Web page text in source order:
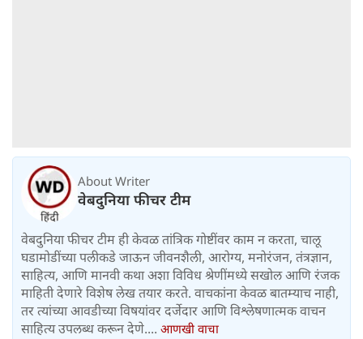
About Writer
वेबदुनिया फीचर टीम
वेबदुनिया फीचर टीम ही केवळ तांत्रिक गोष्टींवर काम न करता, चालू
घडामोडींच्या पलीकडे जाऊन जीवनशैली, आरोग्य, मनोरंजन, तंत्रज्ञान,
साहित्य, आणि मानवी कथा अशा विविध श्रेणींमध्ये सखोल आणि रंजक
माहिती देणारे विशेष लेख तयार करते. वाचकांना केवळ बातम्याच नाही,
तर त्यांच्या आवडीच्या विषयांवर दर्जेदार आणि विश्लेषणात्मक वाचन
साहित्य उपलब्ध करून देणे.... आणखी वाचा